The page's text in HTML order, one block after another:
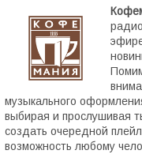
музыкального
выбирая и прослушивая
создать очередной
возможность любому